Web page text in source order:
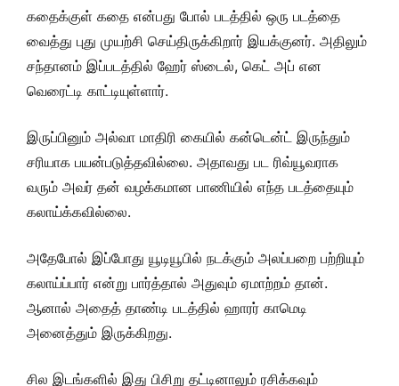
கதைக்குள் கதை என்பது போல் படத்தில் ஒரு படத்தை
வைத்து புது முயற்சி செய்திருக்கிறார் இயக்குனர். அதிலும்
சந்தானம் இப்படத்தில் ஹேர் ஸ்டைல், கெட் அப் என
வெரைட்டி காட்டியுள்ளார்.
இருப்பினும் அல்வா மாதிரி கையில் கன்டென்ட் இருந்தும்
சரியாக பயன்படுத்தவில்லை. அதாவது பட ரிவ்யூவராக
வரும் அவர் தன் வழக்கமான பாணியில் எந்த படத்தையும்
கலாய்க்கவில்லை.
அதேபோல் இப்போது யூடியூபில் நடக்கும் அலப்பறை பற்றியும்
கலாய்ப்பார் என்று பார்த்தால் அதுவும் ஏமாற்றம் தான்.
ஆனால் அதைத் தாண்டி படத்தில் ஹாரர் காமெடி
அனைத்தும் இருக்கிறது.
சில இடங்களில் இது பிசிறு தட்டினாலும் ரசிக்கவும்